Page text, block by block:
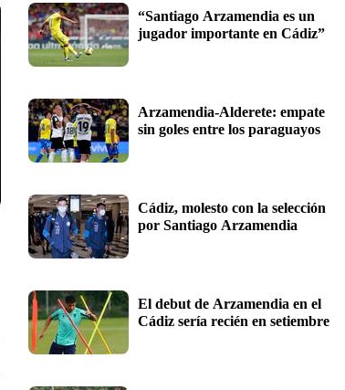
“Santiago Arzamendia es un
jugador importante en Cádiz”
Arzamendia-Alderete: empate
sin goles entre los paraguayos
Cádiz, molesto con la selección
por Santiago Arzamendia
El debut de Arzamendia en el
Cádiz sería recién en setiembre